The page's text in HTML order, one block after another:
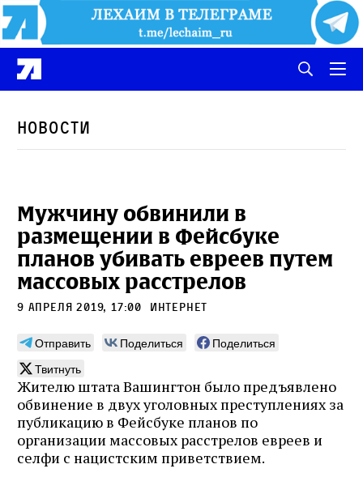
Новости
Мужчину обвинили в
размещении в Фейсбуке
планов убивать евреев путем
массовых расстрелов
9 апреля 2019, 17:00 интернет
Отправить Поделиться
Поделиться
Твитнуть
Жителю штата Вашингтон было предъявлено
обвинение в двух уголовных преступлениях за
публикацию в Фейсбуке планов по
организации массовых расстрелов евреев и
селфи с нацистским приветствием.